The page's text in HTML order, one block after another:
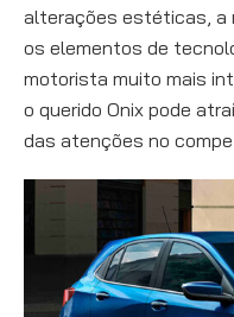
alterações estéticas, a
os elementos de
motorista muito mais
o querido Onix pode
das atenções no